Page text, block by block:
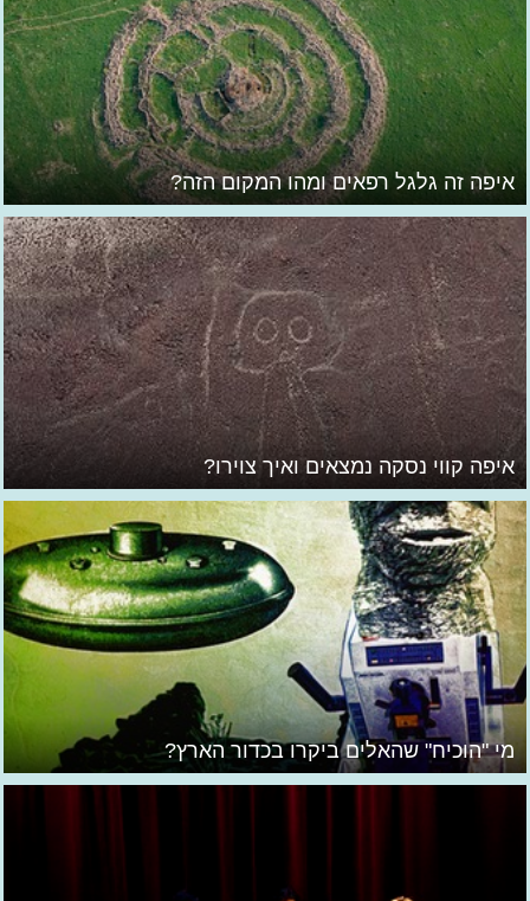
איפה זה גלגל רפאים ומהו המקום הזה?
איפה קווי נסקה נמצאים ואיך צוירו?
מי "הוכיח" שהאלים ביקרו בכדור הארץ?